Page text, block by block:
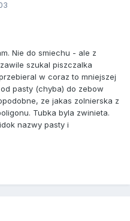
Nie do smiechu - ale z
szukal piszczalka
w coraz to mniejszej
pasty (chyba) do zebow
ze jakas zolnierska z
Tubka byla zwinieta.
nazwy pasty i